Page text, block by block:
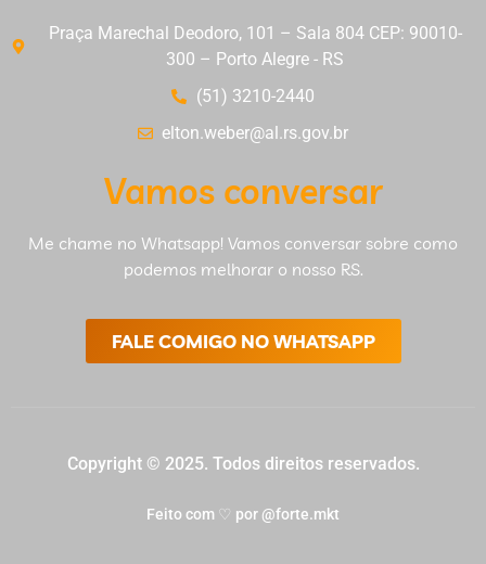
Praça Marechal Deodoro, 101 – Sala 804 CEP: 90010-
300 – Porto Alegre - RS
(51) 3210-2440
elton.weber@al.rs.gov.br
Vamos conversar
Me chame no Whatsapp! Vamos conversar sobre como
podemos melhorar o nosso RS.
FALE COMIGO NO WHATSAPP
Feito com ♡ por @forte.mkt
Copyright © 2025. Todos direitos reservados.